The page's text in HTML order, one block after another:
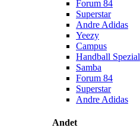
Forum 84
Superstar
Andre Adidas
Yeezy
Campus
Handball Spezial
Samba
Forum 84
Superstar
Andre Adidas
Andet